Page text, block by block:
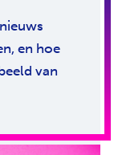
en hoe
van